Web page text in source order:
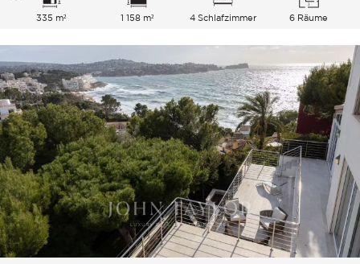
335 m² 1 158 m² 4 Schlafzimmer 6 Räume